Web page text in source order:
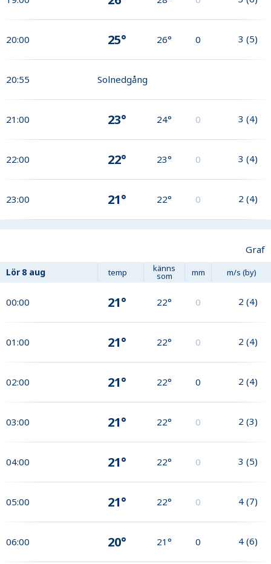
20:00 25° 26° 0 3 (5)
20:55 Solnedgång
21:00 23° 24° 0 3 (4)
22:00 22° 23° 0 3 (4)
23:00 21° 22° 0 2 (4)
Graf
Lör 8 aug temp känns
som mm m/s (by)
00:00 21° 22° 0 2 (4)
01:00 21° 22° 0 2 (4)
02:00 21° 22° 0 2 (4)
03:00 21° 22° 0 2 (3)
04:00 21° 22° 0 3 (5)
05:00 21° 22° 0 4 (7)
06:00 20° 21° 0 4 (6)